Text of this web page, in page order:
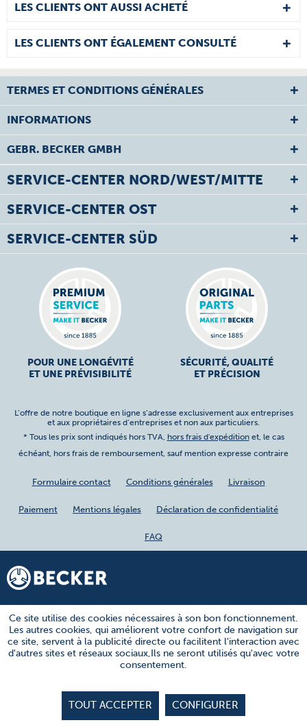
LES CLIENTS ONT AUSSI ACHETÉ
LES CLIENTS ONT ÉGALEMENT CONSULTÉ
TERMES ET CONDITIONS GÉNÉRALES
INFORMATIONS
GEBR. BECKER GMBH
SERVICE-CENTER NORD/WEST/MITTE
SERVICE-CENTER OST
SERVICE-CENTER SÜD
POUR UNE LONGÉVITÉ
ET UNE PRÉVISIBILITÉ
SÉCURITÉ, QUALITÉ
ET PRÉCISION
L’offre de notre boutique en ligne s’adresse exclusivement aux entreprises
et aux propriétaires d’entreprises et non aux particuliers.
* Tous les prix sont indiqués hors TVA, hors frais d'expéditionet, le cas
échéant, hors frais de remboursement, sauf mention expresse contraire
Formulaire contact Conditions générales Livraison
Paiement Mentions légales Déclaration de confidentialité
FAQ
Ce site utilise des cookies nécessaires à son bon fonctionnement.
Les autres cookies, qui améliorent votre confort de navigation sur
ce site, servent à la publicité directe ou facilitent l'interaction avec
d'autres sites et réseaux sociaux,Ils ne seront utilisés qu'avec votre
consentement.
TOUT ACCEPTER CONFIGURER